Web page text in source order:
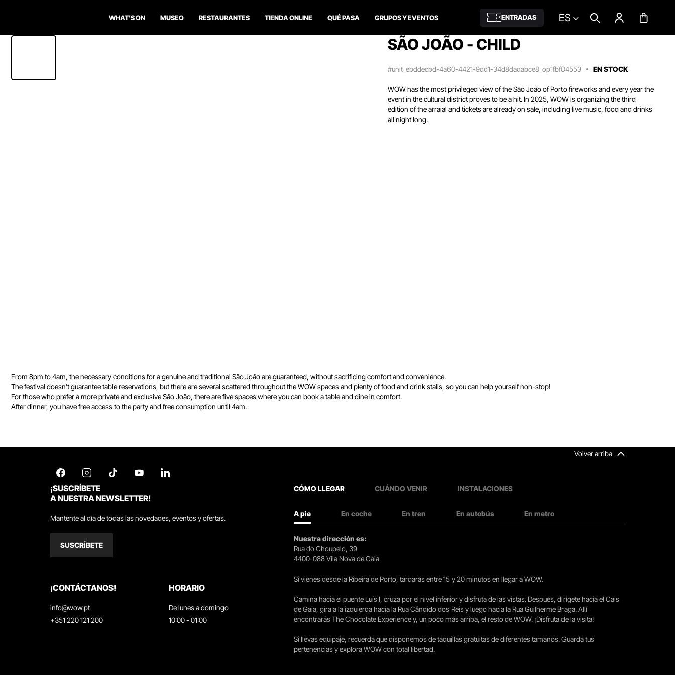
WHAT'S ON MUSEO RESTAURANTES TIENDA ONLINE QUÉ PASA GRUPOS Y EVENTOS ENTRADAS ES
SÃO JOÃO - CHILD
#unit_ebddecbd-4a60-4421-9dd1-34d8dadabce8_op1fbf04553 EN STOCK
WOW has the most privileged view of the São João of Porto fireworks and every year the
event in the cultural district proves to be a hit. In 2025, WOW is organizing the third
edition of the arraial and tickets are already on sale, including live music, food and drinks
all night long.
From 8pm to 4am, the necessary conditions for a genuine and traditional São João are guaranteed, without sacrificing comfort and convenience.
The festival doesn't guarantee table reservations, but there are several scattered throughout the WOW spaces and plenty of food and drink stalls, so you can help yourself non-stop!
For those who prefer a more private and exclusive São João, there are five spaces where you can book a table and dine in comfort.
After dinner, you have free access to the party and free consumption until 4am.
Volver arriba
¡SUSCRÍBETE
A NUESTRA NEWSLETTER!
Mantente al día de todas las novedades, eventos y ofertas.
SUSCRÍBETE
¡CONTÁCTANOS!
info@wow.pt
+351 220 121 200
HORARIO
De lunes a domingo
10:00 - 01:00
CÓMO LLEGAR CUÁNDO VENIR INSTALACIONES
A pie En coche En tren En autobús En metro
Nuestra dirección es:
Rua do Choupelo, 39
4400-088 Vila Nova de Gaia
Si vienes desde la Ribeira de Porto, tardarás entre 15 y 20 minutos en llegar a WOW.
Camina hacia el puente Luís I, cruza por el nivel inferior y disfruta de las vistas. Después, dirígete hacia el Cais
de Gaia, gira a la izquierda hacia la Rua Cândido dos Reis y luego hacia la Rua Guilherme Braga. Allí
encontrarás The Chocolate Experience y, un poco más arriba, el resto de WOW. ¡Disfruta de la visita!
Si llevas equipaje, recuerda que disponemos de taquillas gratuitas de diferentes tamaños. Guarda tus
pertenencias y explora WOW con total libertad.